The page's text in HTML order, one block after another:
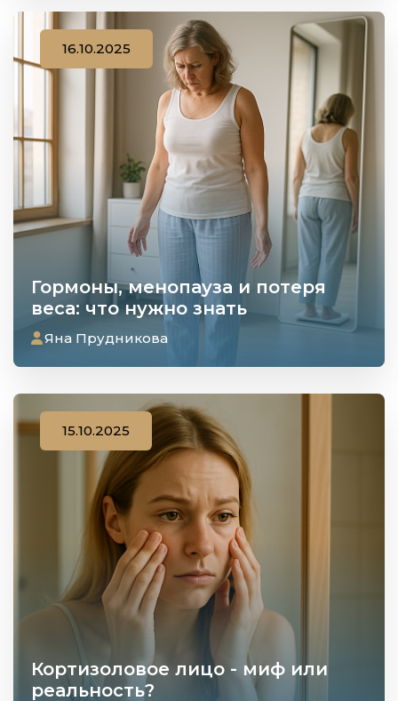
Гормоны, менопауза и потеря
веса: что нужно знать
16.10.2025
Яна Прудникова
Кортизоловое лицо - миф или
реальность?
15.10.2025